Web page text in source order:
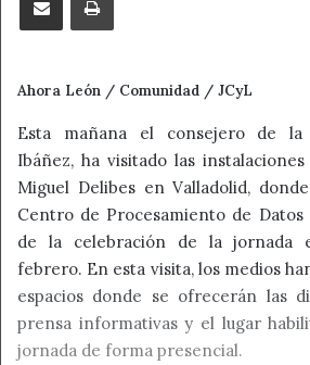
Ahora León / Comunidad / JCyL
Esta mañana el consejero de la
Ibáñez, ha visitado las
Miguel Delibes en Valladolid,
Centro de Procesamiento de
de la celebración de la jornada
febrero. En esta visita, los medios
espacios donde se ofrecerán las
prensa informativas y el lugar
jornada de forma presencial.